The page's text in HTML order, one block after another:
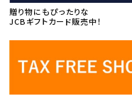
贈り物にもぴったりな
JCBギフトカード販売中！